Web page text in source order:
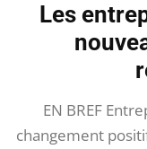
Les
EN BREF
changement